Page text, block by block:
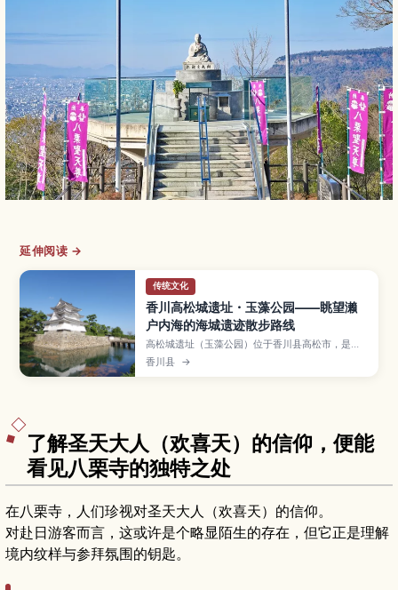
延伸阅读 →
传统文化
香川高松城遗址・玉藻公园——眺望濑
户内海的海城遗迹散步路线
高松城遗址（玉藻公园）位于香川县高松市，是少
见以海水注入护城河而闻名的“海城”遗迹，石垣与
濑户内海景色相映成趣。文章将介绍天守台与水门
香川县 →
了解圣天大人（欢喜天）的信仰，便能
看见八栗寺的独特之处
在八栗寺，人们珍视对圣天大人（欢喜天）的信仰。
对赴日游客而言，这或许是个略显陌生的存在，但它正是理解
境内纹样与参拜氛围的钥匙。